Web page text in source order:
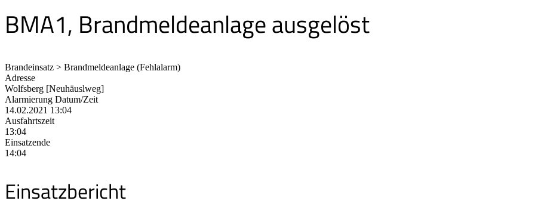
BMA1, Brandmeldeanlage ausgelöst
Brandeinsatz > Brandmeldeanlage (Fehlalarm)
Adresse
Wolfsberg [Neuhäuslweg]
Alarmierung Datum/Zeit
14.02.2021 13:04
Ausfahrtszeit
13:04
Einsatzende
14:04
Einsatzbericht